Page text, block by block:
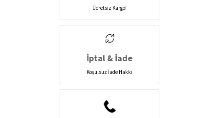
Ücretsiz Kargo!
İptal & İade
Koşulsuz İade Hakkı